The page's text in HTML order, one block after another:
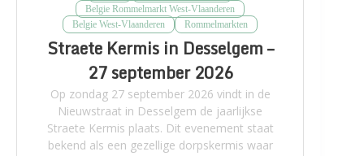
Belgie Rommelmarkt West-Vlaanderen
Belgie West-Vlaanderen
Rommelmarkten
Straete Kermis in Desselgem –
27 september 2026
Op zondag 27 september 2026 vindt in de
Nieuwstraat in Desselgem de jaarlijkse
Straete Kermis plaats. Dit evenement staat
bekend als een gezellige dorpskermis waar